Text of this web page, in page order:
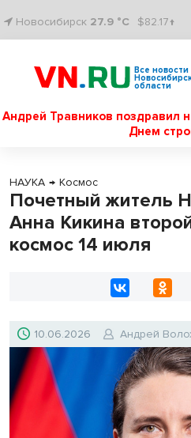
Новосибирск 27.9 °C $82.17↑
Все новости
области
Андрей Травников поздравил
Днем
НАУКА → Космос
Почетный житель
Анна Кикина
космос 14 июля
10.06.2026 Андрей